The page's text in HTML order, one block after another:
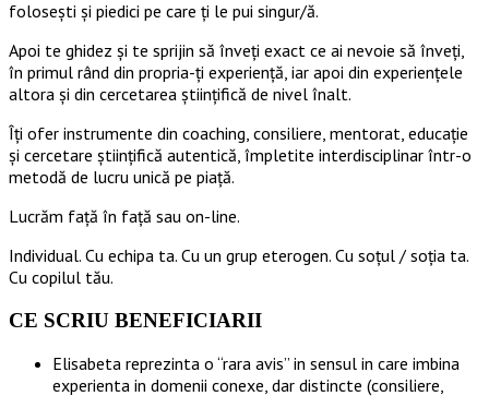
folosești și piedici pe care ți le pui singur/ă.
Apoi te ghidez și te sprijin să înveți exact ce ai nevoie să înveți,
în primul rând din propria-ți experiență, iar apoi din experiențele
altora și din cercetarea științifică de nivel înalt.
Îți ofer instrumente din coaching, consiliere, mentorat, educație
și cercetare științifică autentică, împletite interdisciplinar într-o
metodă de lucru unică pe piață.
Lucrăm față în față sau on-line.
Individual. Cu echipa ta. Cu un grup eterogen. Cu soțul / soția ta.
Cu copilul tău.
CE SCRIU BENEFICIARII
Elisabeta reprezinta o “rara avis” in sensul in care imbina
experienta in domenii conexe, dar distincte (consiliere,